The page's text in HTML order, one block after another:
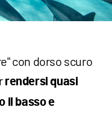
con dorso scuro
rendersi quasi
il basso e